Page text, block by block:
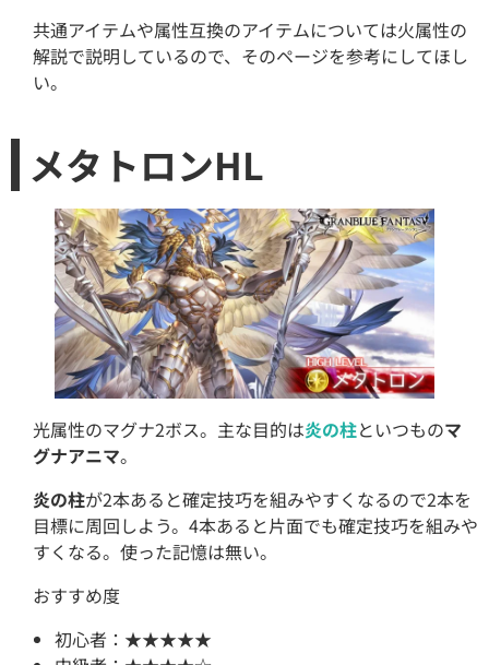
共通アイテムや属性互換のアイテムについては火属性の
解説で説明しているので、そのページを参考にしてほし
い。
メタトロンHL
光属性のマグナ2ボス。主な目的は炎の柱といつものマ
グナアニマ。
炎の柱が2本あると確定技巧を組みやすくなるので2本を
目標に周回しよう。4本あると片面でも確定技巧を組みや
すくなる。使った記憶は無い。
おすすめ度
初心者：★★★★★